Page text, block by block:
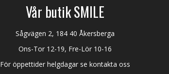
Vår butik SMILE
Sågvägen 2, 184 40 Åkersberga
Ons-Tor 12-19, Fre-Lör 10-16
För öppettider helgdagar se kontakta oss